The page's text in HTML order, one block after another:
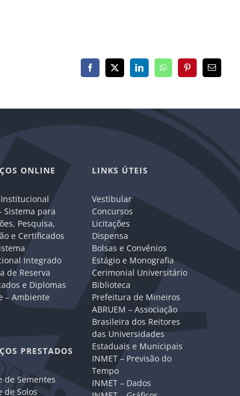
Facebook
X LinkedInWhatsAppPinterest
E-
mail
ONLINE
Sistema para
Pesquisa,
e Certificados
Integrado
de Reserva
e Diplomas
– Ambiente
PRESTADOS
de Sementes
de Solos
LINKS ÚTEIS
Vestibular
Concursos
Licitações
Dispensa
Bolsas e Convênios
Estágio e Monografia
Cerimonial Universitário
Biblioteca
Prefeitura de Mineiros
ABRUEM – Associação
Brasileira dos Reitores
das Universidades
Estaduais e Municipais
INMET – Previsão do
Tempo
INMET – Dados